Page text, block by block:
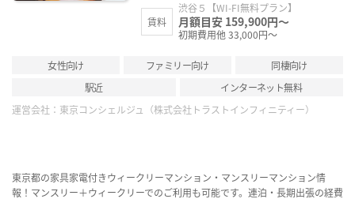
賃料
渋谷５【WI-FI無料プラン】
月額目安 159,900円～
初期費用他 33,000円～
女性向け ファミリー向け
同棲向け
駅近
インターネット無料
運営会社： 東京コンシェルジュ（株式会社トラストインフィニティー）
東京都の家具家電付きウィークリーマンション・マンスリーマンション情
報！マンスリー＋ウィークリーでのご利用も可能です。連泊・長期出張の経費